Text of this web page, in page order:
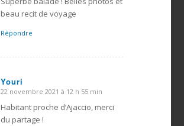
beau recit de voyage
Répondre
Youri
dit
22 novembre 2021 à 12 h 55 min
Habitant proche d’Ajaccio, merci
du partage !